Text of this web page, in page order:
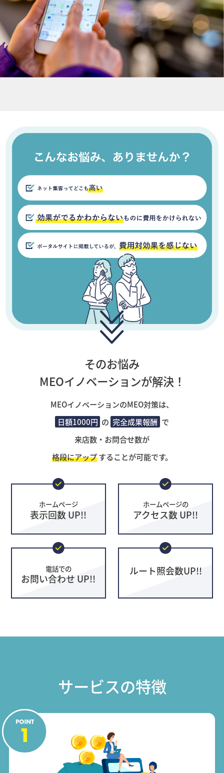
そのお悩み
MEOイノベーションが解決！
MEOイノベーションのMEO対策は、
日額1000円 の 完全成果報酬 で
来店数・お問合せ数が
格段にアップすることが可能です。
ホームページ
表示回数 UP!!
ホームページの
アクセス数 UP!!
電話での
お問い合わせ UP!!
ルート照会数UP!!
サービスの特徴